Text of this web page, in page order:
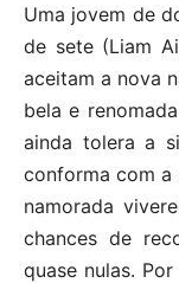
Uma jovem de
de sete (Liam
aceitam a nova
bela e
ainda tolera a
conforma com a
namorada
chances de
quase nulas.